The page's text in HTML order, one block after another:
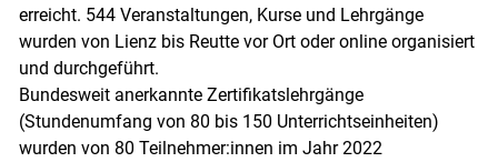
Skip to main content
erreicht. 544 Veranstaltungen, Kurse und Lehrgänge
wurden von Lienz bis Reutte vor Ort oder online organisiert
und durchgeführt.
Bundesweit anerkannte Zertifikatslehrgänge
(Stundenumfang von 80 bis 150 Unterrichtseinheiten)
wurden von 80 Teilnehmer:innen im Jahr 2022